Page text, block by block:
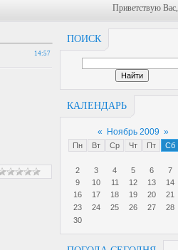
Приветствую Вас,
ПОИСК
КАЛЕНДАРЬ
« Ноябрь 2009 »
Пн Вт Ср Чт Пт Сб
2
3 4 5 6 7
9
10 11 12 13 14
16
17 18 19 20 21
23
24 25 26 27 28
30
14:57